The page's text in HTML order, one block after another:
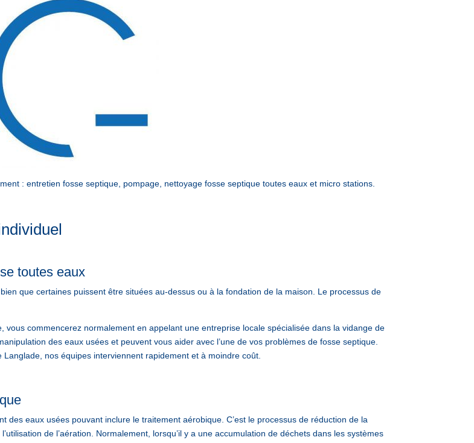
: entretien fosse septique, pompage, nettoyage fosse septique toutes eaux et micro stations.
toutes eaux
que certaines puissent être situées au-dessus ou à la fondation de la maison. Le processus de
commencerez normalement en appelant une entreprise locale spécialisée dans la vidange de
des eaux usées et peuvent vous aider avec l’une de vos problèmes de fosse septique.
nos équipes interviennent rapidement et à moindre coût.
des eaux usées pouvant inclure le traitement aérobique. C’est le processus de réduction de la
de l’aération. Normalement, lorsqu’il y a une accumulation de déchets dans les systèmes